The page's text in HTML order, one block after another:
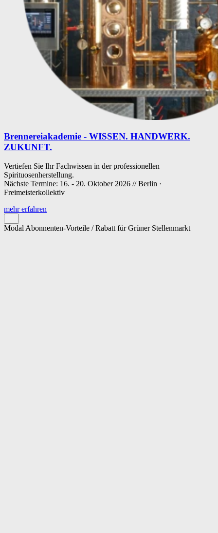
Brennereiakademie - WISSEN. HANDWERK.
ZUKUNFT.
Vertiefen Sie Ihr Fachwissen in der professionellen
Spirituosenherstellung.
Nächste Termine: 16. - 20. Oktober 2026 // Berlin ·
Freimeisterkollektiv
mehr erfahren
Modal Abonnenten-Vorteile / Rabatt für Grüner Stellenmarkt